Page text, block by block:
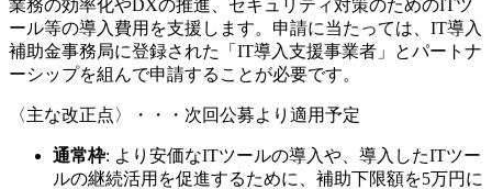
業務の効率化やDXの推進、セキュリティ対策のためのITツ
ール等の導入費用を支援します。申請に当たっては、IT導入
補助金事務局に登録された「IT導入支援事業者」とパートナ
ーシップを組んで申請することが必要です。
〈主な改正点〉・・・次回公募より適用予定
通常枠: より安価なITツールの導入や、導入したITツー
ルの継続活用を促進するために、補助下限額を5万円に